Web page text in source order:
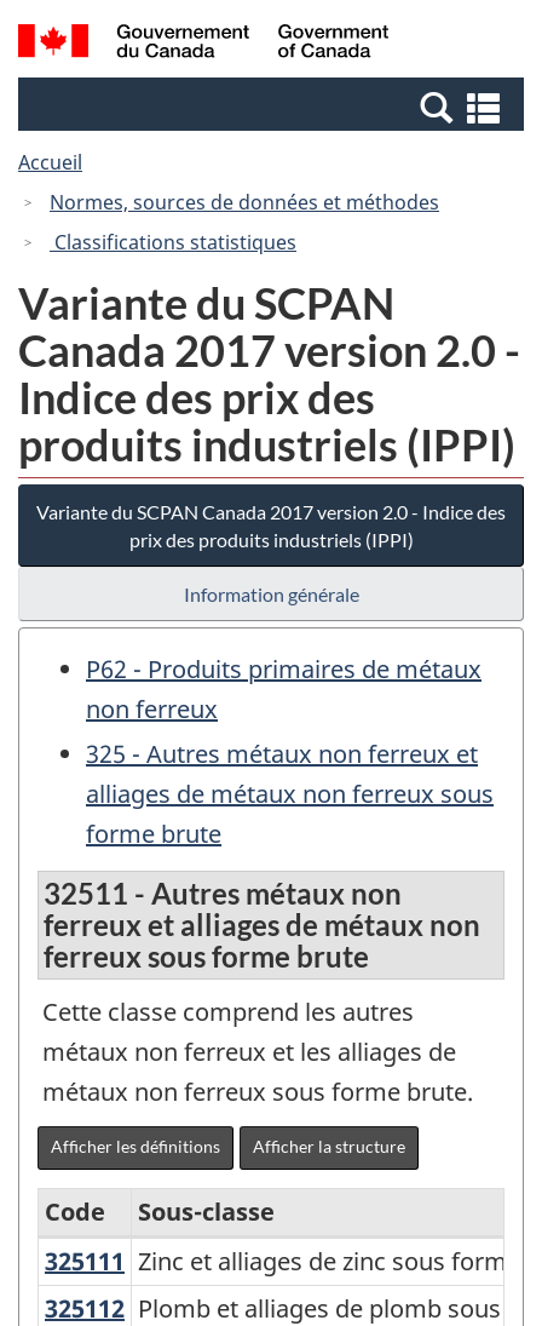
Passer
au
Passer
à
Canada
Recherche
et
et
Accueil
Normes, sources de données et méthodes
Classifications statistiques
Variante du SCPAN
Canada 2017 version 2.0 -
Indice des prix des
produits industriels (IPPI)
Variante du SCPAN Canada 2017 version 2.0 - Indice des
prix des produits industriels (IPPI)
Information générale
P62 - Produits primaires de métaux
non ferreux
325 - Autres métaux non ferreux et
alliages de métaux non ferreux sous
forme brute
32511 - Autres métaux non
ferreux et alliages de métaux non
ferreux sous forme brute
Cette classe comprend les autres
métaux non ferreux et les alliages de
métaux non ferreux sous forme brute.
Afficher les définitions Afficher la structure
Variante
du
Code
Sous-classe
325111 Zinc et alliages de zinc sous
Zinc et alliages de zinc sous forme
325112 Plomb et alliages de plomb sous
Plomb et alliages de plomb sous